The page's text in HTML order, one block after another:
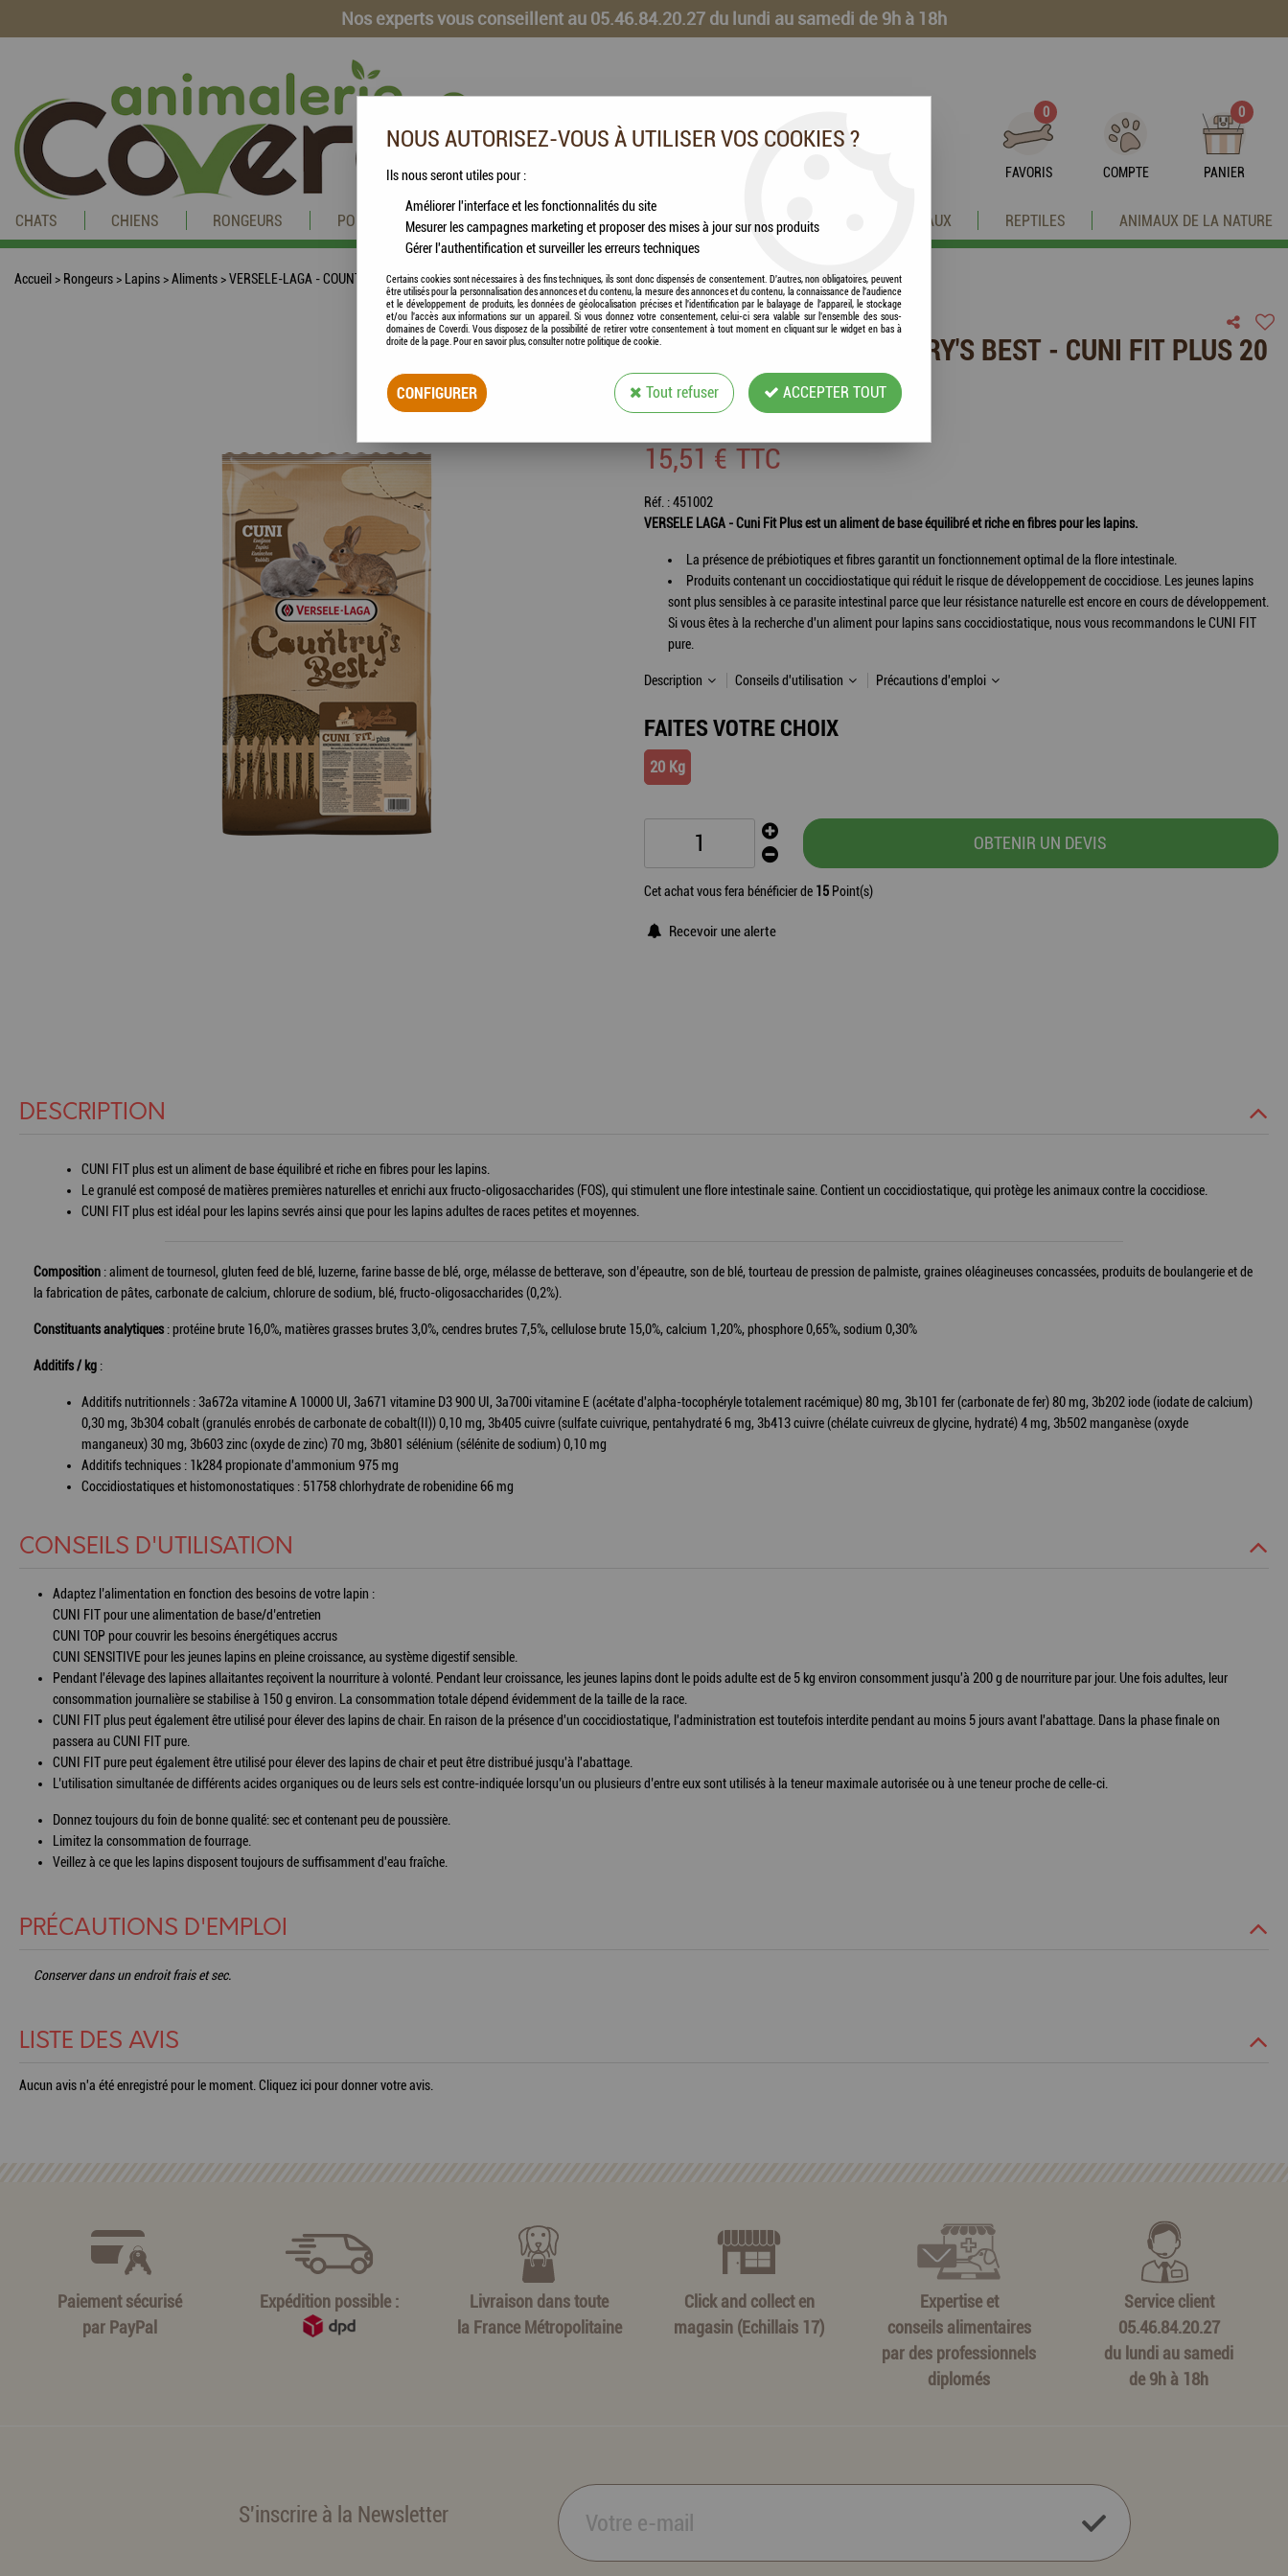
Nos experts vous conseillent au 05.46.84.20.27 du lundi au samedi de 9h à 18h
0
FAVORIS COMPTE
0
PANIER
CHATS CHIENS RONGEURS POISSONS CHEVAUX VOLAILLES ANIMAUX DE LA FERME OISEAUX REPTILES ANIMAUX DE LA NATURE
Accueil > Rongeurs> Lapins>Aliments>VERSELE-LAGA - COUNTRY'S BEST - Cuni Fit Plus 20 kg
VERSELE-LAGA - COUNTRY'S BEST - CUNI FIT PLUS 20
KG
Soyez le premier à donner votre avis !
15,51 € TTC
Réf. :451002
VERSELE LAGA - Cuni Fit Plus est un aliment de base équilibré et riche en fibres pour les lapins.
La présence de prébiotiques et fibres garantit un fonctionnement optimal de la flore intestinale.
Produits contenant un coccidiostatique qui réduit le risque de développement de coccidiose. Les jeunes lapins
sont plus sensibles à ce parasite intestinal parce que leur résistance naturelle est encore en cours de développement.
Si vous êtes à la recherche d'un aliment pour lapins sans coccidiostatique, nous vous recommandons le CUNI FIT
pure.
Description Conseils d'utilisation Précautions d'emploi
FAITES VOTRE CHOIX
20 Kg
OBTENIR UN DEVIS
Cet achat vous fera bénéficier de 15 Point(s)
Recevoir une alerte
DESCRIPTION
CUNI FIT plus est un aliment de base équilibré et riche en fibres pour les lapins.
Le granulé est composé de matières premières naturelles et enrichi aux fructo-oligosaccharides (FOS), qui stimulent une flore intestinale saine. Contient un coccidiostatique, qui protège les animaux contre la coccidiose.
CUNI FIT plus est idéal pour les lapins sevrés ainsi que pour les lapins adultes de races petites et moyennes.
Composition : aliment de tournesol, gluten feed de blé, luzerne, farine basse de blé, orge, mélasse de betterave, son d’épeautre, son de blé, tourteau de pression de palmiste, graines oléagineuses concassées, produits de boulangerie et de
la fabrication de pâtes, carbonate de calcium, chlorure de sodium, blé, fructo-oligosaccharides (0,2%).
Constituants analytiques: protéine brute 16,0%, matières grasses brutes 3,0%, cendres brutes 7,5%, cellulose brute 15,0%, calcium 1,20%, phosphore 0,65%, sodium 0,30%
Additifs / kg :
Additifs nutritionnels : 3a672a vitamine A 10000 UI, 3a671 vitamine D3 900 UI, 3a700i vitamine E (acétate d'alpha-tocophéryle totalement racémique) 80 mg, 3b101 fer (carbonate de fer) 80 mg, 3b202 iode (iodate de calcium)
0,30 mg, 3b304 cobalt (granulés enrobés de carbonate de cobalt(II)) 0,10 mg, 3b405 cuivre (sulfate cuivrique, pentahydraté 6 mg, 3b413 cuivre (chélate cuivreux de glycine, hydraté) 4 mg, 3b502 manganèse (oxyde
manganeux) 30 mg, 3b603 zinc (oxyde de zinc) 70 mg, 3b801 sélénium (sélénite de sodium) 0,10 mg
Additifs techniques : 1k284 propionate d'ammonium 975 mg
Coccidiostatiques et histomonostatiques : 51758 chlorhydrate de robenidine 66 mg
CONSEILS D'UTILISATION
Adaptez l’alimentation en fonction des besoins de votre lapin :
CUNI FIT pour une alimentation de base/d’entretien
CUNI TOP pour couvrir les besoins énergétiques accrus
CUNI SENSITIVE pour les jeunes lapins en pleine croissance, au système digestif sensible.
Pendant l'élevage des lapines allaitantes reçoivent la nourriture à volonté. Pendant leur croissance, les jeunes lapins dont le poids adulte est de 5 kg environ consomment jusqu'à 200 g de nourriture par jour. Une fois adultes, leur
consommation journalière se stabilise à 150 g environ. La consommation totale dépend évidemment de la taille de la race.
CUNI FIT plus peut également être utilisé pour élever des lapins de chair. En raison de la présence d'un coccidiostatique, l'administration est toutefois interdite pendant au moins 5 jours avant l'abattage. Dans la phase finale on
passera au CUNI FIT pure.
CUNI FIT pure peut également être utilisé pour élever des lapins de chair et peut être distribué jusqu'à l'abattage.
L’utilisation simultanée de différents acides organiques ou de leurs sels est contre-indiquée lorsqu’un ou plusieurs d’entre eux sont utilisés à la teneur maximale autorisée ou à une teneur proche de celle-ci.
Donnez toujours du foin de bonne qualité: sec et contenant peu de poussière.
Limitez la consommation de fourrage.
Veillez à ce que les lapins disposent toujours de suffisamment d'eau fraîche.
PRÉCAUTIONS D'EMPLOI
Conserver dans un endroit frais et sec.
LISTE DES AVIS
Aucun avis n'a été enregistré pour le moment. Cliquez ici pour donner votre avis.
Paiement sécurisé
par PayPal
Expédition possible :
Livraison dans toute
la France Métropolitaine
Click and collect en
magasin (Echillais 17)
Expertise et
conseils alimentaires
par des professionnels
diplomés
Service client
05.46.84.20.27
du lundi au samedi
de 9h à 18h
S'inscrire à la Newsletter
NOUS AUTORISEZ-VOUS À UTILISER VOS COOKIES ?
Ils nous seront utiles pour :
Améliorer l'interface et les fonctionnalités du site
Mesurer les campagnes marketing et proposer des mises à jour sur nos produits
Gérer l'authentification et surveiller les erreurs techniques
Certains cookies sont nécessaires à des fins techniques, ils sont donc dispensés de consentement. D'autres, non obligatoires, peuvent
être utilisés pour la personnalisation des annonces et du contenu, la mesure des annonces et du contenu, la connaissance de l'audience
et le développement de produits, les données de géolocalisation précises et l'identification par le balayage de l'appareil, le stockage
et/ou l'accès aux informations sur un appareil. Si vous donnez votre consentement, celui-ci sera valable sur l’ensemble des sous-
domaines de Coverdi. Vous disposez de la possibilité de retirer votre consentement à tout moment en cliquant sur le widget en bas à
droite de la page. Pour en savoir plus, consulter notre politique de cookie.
CONFIGURER Tout refuser ACCEPTER TOUT